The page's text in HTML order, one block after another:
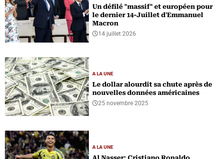
Un défilé "massif" et européen pour
le dernier 14-Juillet d'Emmanuel
Macron
14 juillet 2026
A LA UNE
Le dollar alourdit sa chute après de
nouvelles données américaines
25 novembre 2025
A LA UNE
Al Nasser: Cristiano Ronaldo